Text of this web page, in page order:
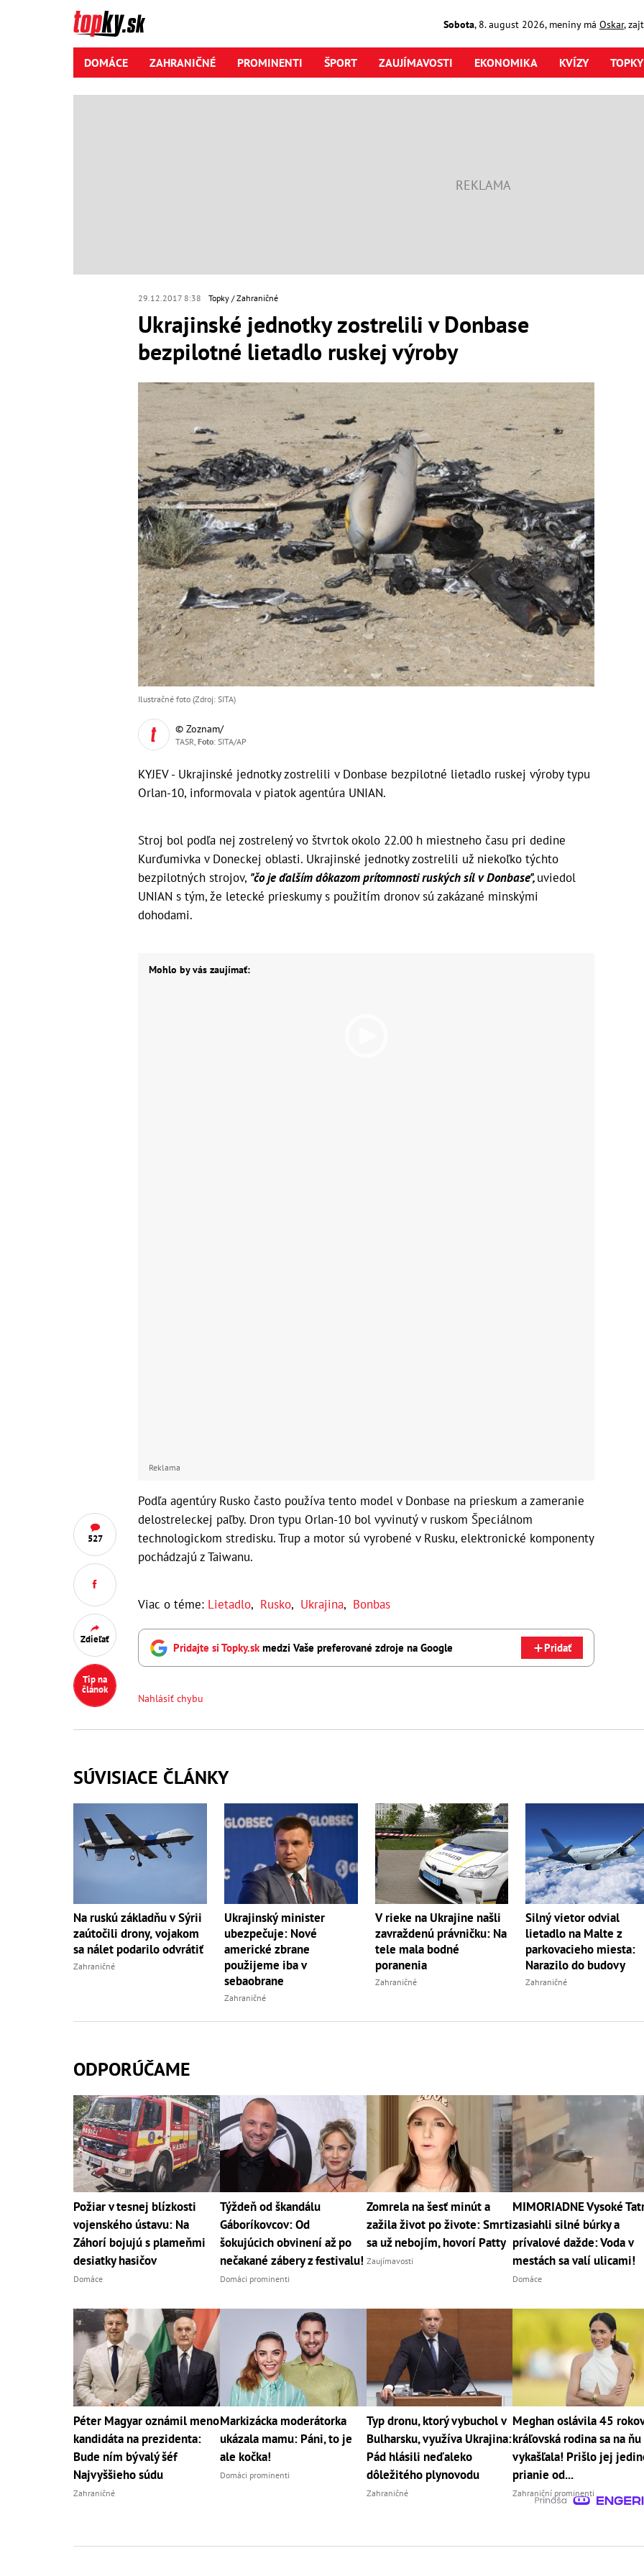
Sobota, 8. august2026, meniny má Oskar,
DOMÁCE ZAHRANIČNÉ PROMINENTI ŠPORT ZAUJÍMAVOSTI EKONOMIKA KVÍZY
29.12.2017 8:38 Topky Zahraničné
Ukrajinské jednotky zostrelili v Donbase
bezpilotné lietadlo ruskej výroby
527
Zdieľať
Tip na
článok
Ilustračné foto (Zdroj: SITA)
© Zoznam/
TASR, Foto: SITA/AP
KYJEV - Ukrajinské jednotky zostrelili v Donbase bezpilotné lietadlo ruskej výroby typu
Orlan-10, informovala v piatok agentúra UNIAN.
Stroj bol podľa nej zostrelený vo štvrtok okolo 22.00 h miestneho času pri dedine
Kurďumivka v Doneckej oblasti. Ukrajinské jednotky zostrelili už niekoľko týchto
bezpilotných strojov, "čo je ďalším dôkazom prítomnosti ruských síl v Donbase",uviedol
UNIAN s tým, že letecké prieskumy s použitím dronov sú zakázané minskými
dohodami.
Mohlo by vás zaujímať:
Reklama
Podľa agentúry Rusko často používa tento model v Donbase na prieskum a zameranie
delostreleckej paľby. Dron typu Orlan-10 bol vyvinutý v ruskom Špeciálnom
technologickom stredisku. Trup a motor sú vyrobené v Rusku, elektronické komponenty
pochádzajú z Taiwanu.
Viac o téme: Lietadlo, Rusko, Ukrajina, Bonbas
Pridajte si Topky.sk medzi Vaše preferované zdroje na Google Pridať
Nahlásiť chybu
SÚVISIACE ČLÁNKY
Na ruskú základňu v Sýrii
zaútočili drony, vojakom
sa nálet podarilo odvrátiť
Zahraničné
Ukrajinský minister
ubezpečuje: Nové
americké zbrane
použijeme iba v
sebaobrane
Zahraničné
V rieke na Ukrajine našli
zavraždenú právničku: Na
tele mala bodné
poranenia
Zahraničné
Silný vietor odvial
lietadlo na Malte z
parkovacieho miesta:
Narazilo do budovy
Zahraničné
ODPORÚČAME
Požiar v tesnej blízkosti
vojenského ústavu: Na
Záhorí bojujú s plameňmi
desiatky hasičov
Domáce
Týždeň od škandálu
Gáboríkovcov: Od
šokujúcich obvinení až po
nečakané zábery z festivalu!
Domáci prominenti
Zomrela na šesť minút a
zažila život po živote: Smrti
sa už nebojím, hovorí Patty
Zaujímavosti
MIMORIADNE Vysoké
zasiahli silné búrky a
prívalové dažde: Voda v
mestách sa valí ulicami!
Domáce
Péter Magyar oznámil meno
kandidáta na prezidenta:
Bude ním bývalý šéf
Najvyššieho súdu
Zahraničné
Markizácka moderátorka
ukázala mamu: Páni, to je
ale kočka!
Domáci prominenti
Typ dronu, ktorý vybuchol v
Bulharsku, využíva Ukrajina:
Pád hlásili neďaleko
dôležitého plynovodu
Zahraničné
Meghan oslávila 45
kráľovská rodina sa na ňu
vykašľala! Prišlo jej
prianie od...
Zahraniční prominenti